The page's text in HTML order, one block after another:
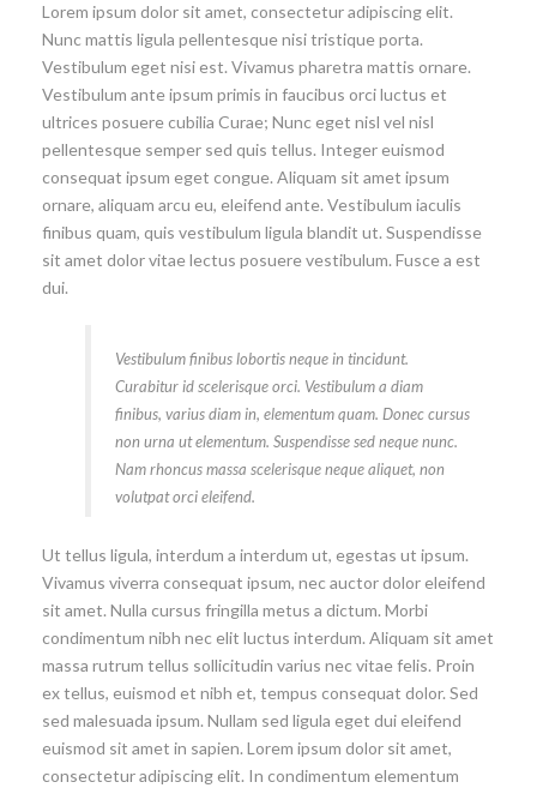
Lorem ipsum dolor sit amet, consectetur adipiscing elit.
Nunc mattis ligula pellentesque nisi tristique porta.
Vestibulum eget nisi est. Vivamus pharetra mattis ornare.
Vestibulum ante ipsum primis in faucibus orci luctus et
ultrices posuere cubilia Curae; Nunc eget nisl vel nisl
pellentesque semper sed quis tellus. Integer euismod
consequat ipsum eget congue. Aliquam sit amet ipsum
ornare, aliquam arcu eu, eleifend ante. Vestibulum iaculis
finibus quam, quis vestibulum ligula blandit ut. Suspendisse
sit amet dolor vitae lectus posuere vestibulum. Fusce a est
dui.
Vestibulum finibus lobortis neque in tincidunt.
Curabitur id scelerisque orci. Vestibulum a diam
finibus, varius diam in, elementum quam. Donec cursus
non urna ut elementum. Suspendisse sed neque nunc.
Nam rhoncus massa scelerisque neque aliquet, non
volutpat orci eleifend.
Ut tellus ligula, interdum a interdum ut, egestas ut ipsum.
Vivamus viverra consequat ipsum, nec auctor dolor eleifend
sit amet. Nulla cursus fringilla metus a dictum. Morbi
condimentum nibh nec elit luctus interdum. Aliquam sit amet
massa rutrum tellus sollicitudin varius nec vitae felis. Proin
ex tellus, euismod et nibh et, tempus consequat dolor. Sed
sed malesuada ipsum. Nullam sed ligula eget dui eleifend
euismod sit amet in sapien. Lorem ipsum dolor sit amet,
consectetur adipiscing elit. In condimentum elementum